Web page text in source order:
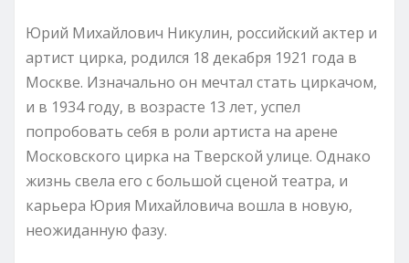
Юрий Михайлович Никулин, российский актер и
артист цирка, родился 18 декабря 1921 года в
Москве. Изначально он мечтал стать циркачом,
и в 1934 году, в возрасте 13 лет, успел
попробовать себя в роли артиста на арене
Московского цирка на Тверской улице. Однако
жизнь свела его с большой сценой театра, и
карьера Юрия Михайловича вошла в новую,
неожиданную фазу.